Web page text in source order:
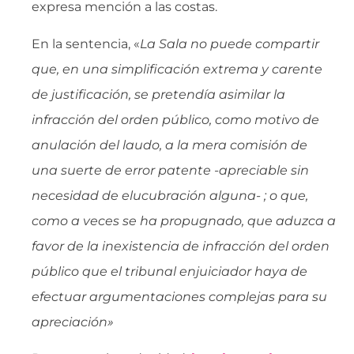
expresa mención a las costas.
En la sentencia, «La Sala no puede compartir
que, en una simplificación extrema y carente
de justificación, se pretendía asimilar la
infracción del orden público, como motivo de
anulación del laudo, a la mera comisión de
una suerte de error patente -apreciable sin
necesidad de elucubración alguna- ; o que,
como a veces se ha propugnado, que aduzca a
favor de la inexistencia de infracción del orden
público que el tribunal enjuiciador haya de
efectuar argumentaciones complejas para su
apreciación»